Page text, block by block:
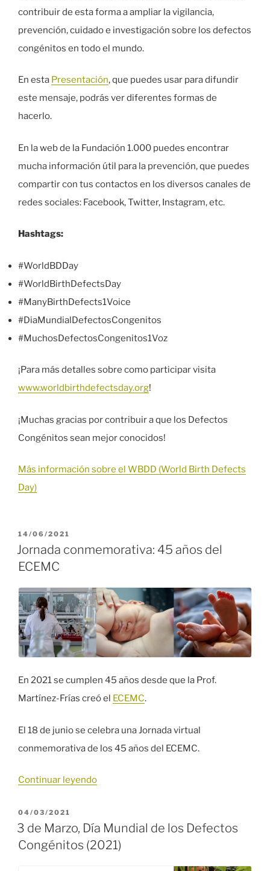
contribuir de esta forma a ampliar la vigilancia,
prevención, cuidado e investigación sobre los defectos
congénitos en todo el mundo.
En esta Presentación, que puedes usar para difundir
este mensaje, podrás ver diferentes formas de
hacerlo.
En la web de la Fundación 1.000 puedes encontrar
mucha información útil para la prevención, que puedes
compartir con tus contactos en los diversos canales de
redes sociales: Facebook, Twitter, Instagram, etc.
Hashtags:
#WorldBDDay
#WorldBirthDefectsDay
#ManyBirthDefects1Voice
#DiaMundialDefectosCongenitos
#MuchosDefectosCongenitos1Voz
¡Para más detalles sobre como participar visita
www.worldbirthdefectsday.org!
¡Muchas gracias por contribuir a que los Defectos
Congénitos sean mejor conocidos!
Más información sobre el WBDD (World Birth Defects
Day)
PUBLICADO
EL
14/06/2021
Jornada conmemorativa: 45 años del
ECEMC
En 2021 se cumplen 45 años desde que la Prof.
Martínez-Frías creó el ECEMC.
El 18 de junio se celebra una Jornada virtual
conmemorativa de los 45 años del ECEMC.
Continuar leyendo«Jornada
años
del
PUBLICADO
EL
04/03/2021
3 de Marzo, Día Mundial de los Defectos
Congénitos (2021)